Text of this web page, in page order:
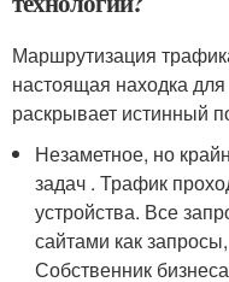
Маршрутизация
настоящая находка
раскрывает истинный
Незаметное, но
задач . Трафик
устройства. Все
сайтами как
Собственник